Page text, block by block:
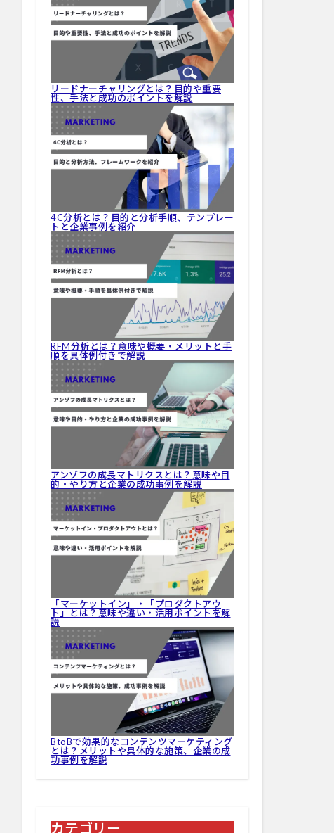
リードナーチャリングとは？目的や重要
性、手法と成功のポイントを解説
4C分析とは？目的と分析手順、テンプレー
トと企業事例を紹介
RFM分析とは？意味や概要・メリットと手
順を具体例付きで解説
アンゾフの成長マトリクスとは？意味や目
的・やり方と企業の成功事例を解説
「マーケットイン」・「プロダクトアウ
ト」とは？意味や違い・活用ポイントを解
説
BtoBで効果的なコンテンツマーケティング
とは？メリットや具体的な施策、企業の成
功事例を解説
カテゴリー